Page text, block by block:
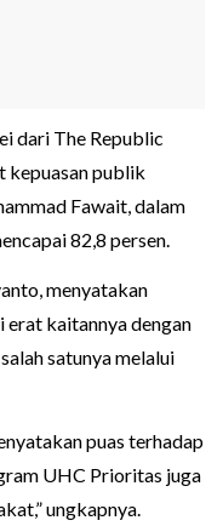
dari The Republic
kepuasan publik
Fawait, dalam
82,8 persen.
menyatakan
kaitannya dengan
satunya melalui
puas terhadap
UHC Prioritas juga
ungkapnya.